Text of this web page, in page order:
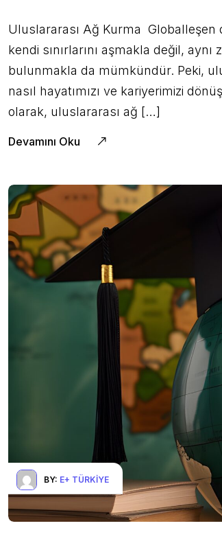
Uluslararası Ağ Kurma Globalleşen
kendi sınırlarını aşmakla değil,
bulunmakla da mümkündür. Peki,
nasıl hayatımızı ve kariyerimizi
olarak, uluslararası ağ […]
Devamını Oku
BY: E+ TÜRKIYE